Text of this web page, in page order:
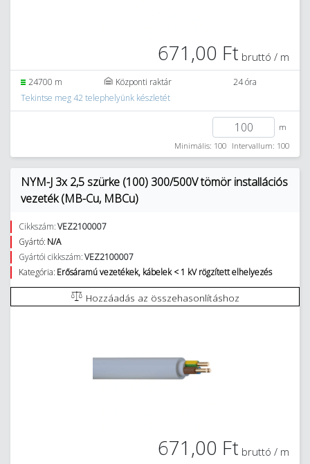
671,00 Ft bruttó / m
24700 m Központi raktár
24 óra
Tekintse meg 42 telephelyünk készletét
m
Minimális: 100 Intervallum: 100
NYM-J 3x 2,5 szürke (100) 300/500V tömör installációs
vezeték (MB-Cu, MBCu)
Cikkszám:VEZ2100007
Gyártó: N/A
Gyártói cikkszám:VEZ2100007
Kategória: Erősáramú vezetékek, kábelek < 1 kV rögzített elhelyezés
Hozzáadás az összehasonlításhoz
671,00 Ft bruttó / m